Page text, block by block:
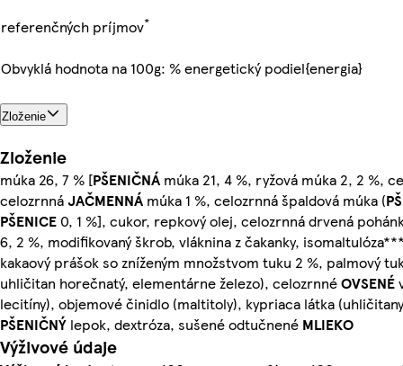
referenčných príjmov*
Obvyklá hodnota na 100g: % energetický podiel{energia}
Zloženie
Zloženie
múka 26, 7 % [PŠENIČNÁ múka 21, 4 %, ryžová múka 2, 2 %,
celozrnnáJAČMENNÁ múka 1 %, celozrnná špaldová múka (
PŠENICE 0, 1 %], cukor, repkový olej, celozrnná drvená
6, 2 %, modifikovaný škrob, vláknina z čakanky,
kakaový prášok so zníženým množstvom tuku 2 %, palmový
uhličitan horečnatý, elementárne železo), celozrnnéOVSENÉ
lecitíny), objemové činidlo (maltitoly), kypriaca látka
PŠENIČNÝ lepok, dextróza, sušené odtučnené MLIEKO
Výživové údaje